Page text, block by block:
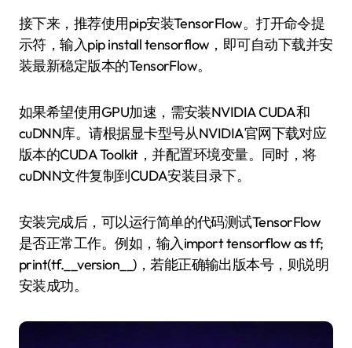
接下来，推荐使用pip安装TensorFlow。打开命令提
示符，输入pip install tensorflow，即可自动下载并安
装最新稳定版本的TensorFlow。
如果希望使用GPU加速，需安装NVIDIA CUDA和
cuDNN库。请根据显卡型号从NVIDIA官网下载对应
版本的CUDA Toolkit，并配置环境变量。同时，将
cuDNN文件复制到CUDA安装目录下。
安装完成后，可以运行简单的代码测试TensorFlow
是否正常工作。例如，输入import tensorflow as tf;
print(tf.__version__)，若能正确输出版本号，则说明
安装成功。